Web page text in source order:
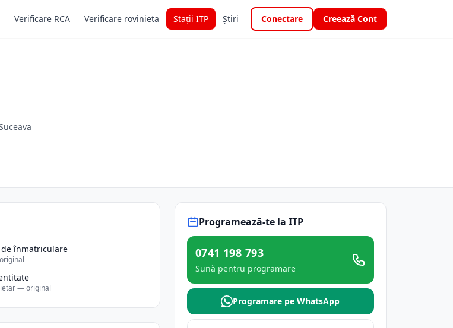
Verificare RCA Verificare rovinieta Stații ITP Știri Conectare Creează Cont
înmatriculare
— original
Programează-te la ITP
0741 198 793
Sună pentru programare
Programare pe WhatsApp